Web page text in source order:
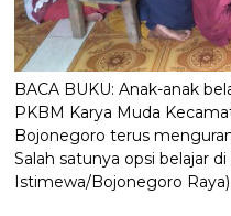
BACA BUKU: Anak-anak
PKBM Karya Muda
Bojonegoro terus
Salah satunya opsi belajar
Istimewa/Bojonegoro Raya).